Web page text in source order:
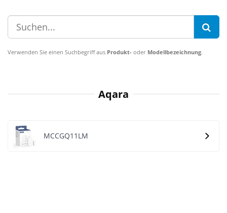
Verwenden Sie einen Suchbegriff aus Produkt- oder Modellbezeichnung.
Aqara
‎MCCGQ11LM